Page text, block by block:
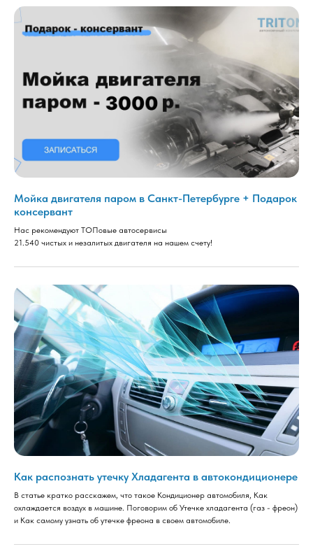
Мойка двигателя паром в Санкт-Петербурге + Подарок
консервант
Нас рекомендуют ТОПовые автосервисы
21.540 чистых и незалитых двигателя на нашем счету!
Как распознать утечку Хладагента в автокондиционере
В статье кратко расскажем, что такое Кондиционер автомобиля, Как
охлаждается воздух в машине. Поговорим об Утечке хладагента (газ - фреон)
и Как самому узнать об утечке фреона в своем автомобиле.